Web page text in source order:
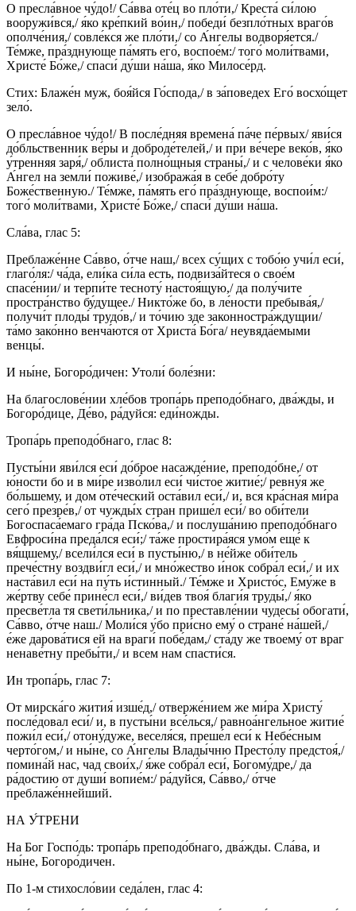
О пресла́вное чу́до!/ Са́вва оте́ц во пло́ти,/ Креста́ си́лою
вооружи́вся,/ я́ко кре́пкий во́ин,/ победи́ безпло́тных враго́в
ополче́ния,/ совле́кся же пло́ти,/ со А́нгелы водворя́ется./
Те́мже, пра́зднующе па́мять его́, воспое́м:/ того́ моли́твами,
Христе́ Бо́же,/ спаси́ ду́ши на́ша, я́ко Милосе́рд.
Стих: Блаже́н муж, боя́йся Го́спода,/ в за́поведех Его́ восхо́щет
зело́.
О пресла́вное чу́до!/ В после́дняя времена́ па́че пе́рвых/ яви́ся
до́бльственник ве́ры и доброде́телей,/ и при ве́чере веко́в, я́ко
у́тренняя заря́,/ облиста́ полно́щныя страны́,/ и с челове́ки я́ко
А́нгел на земли́ поживе́,/ изобража́я в себе́ добро́ту
Боже́ственную./ Те́мже, па́мять его́ пра́зднующе, воспои́м:/
того́ моли́твами, Христе́ Бо́же,/ спаси́ ду́ши на́ша.
Сла́ва, глас 5:
Преблаже́нне Са́вво, о́тче наш,/ всех су́щих с тобо́ю учи́л еси́,
глаго́ля:/ ча́да, ели́ка си́ла есть, подвиза́йтеся о свое́м
спасе́нии/ и терпи́те тесноту́ настоя́щую,/ да полу́чите
простра́нство бу́дущее./ Никто́же бо, в ле́ности пребыва́я,/
получи́т плоды́ трудо́в,/ и то́чию зде законностра́ждущии/
та́мо зако́нно венча́ются от Христа́ Бо́га/ неувяда́емыми
венцы́.
И ны́не, Богоро́дичен: Утоли́ боле́зни:
На благослове́нии хле́бов тропа́рь преподо́бнаго, два́жды, и
Богоро́дице, Де́во, ра́дуйся: еди́ножды.
Тропа́рь преподо́бнаго, глас 8:
Пусты́ни яви́лся еси́ до́брое насажде́ние, преподо́бне,/ от
ю́ности бо и в ми́ре изво́лил еси́ чи́стое житие́;/ ревну́я же
бо́льшему, и дом оте́ческий оста́вил еси́,/ и, вся кра́сная ми́ра
сего́ презре́в,/ от чужды́х стран прише́л еси́/ во оби́тели
Богоспаса́емаго гра́да Пско́ва,/ и послуша́нию преподо́бнаго
Евфроси́на преда́лся еси́;/ та́же простира́яся умо́м еще́ к
вя́щшему,/ всели́лся еси́ в пусты́ню,/ в не́йже оби́тель
прече́стну воздви́гл еси́,/ и мно́жество и́нок собра́л еси́,/ и их
наста́вил еси́ на пу́ть и́стинный./ Те́мже и Христо́с, Ему́же в
же́ртву себе́ прине́сл еси́,/ ви́дев твоя́ благи́я труды́,/ я́ко
пресве́тла тя свети́льника,/ и по преставле́нии чудесы́ обогати́,
Са́вво, о́тче наш./ Моли́ся у́бо при́сно ему́ о стране́ на́шей,/
е́же дарова́тися ей на враги́ побе́дам,/ ста́ду же твоему́ от враг
ненаве́тну пребы́ти,/ и всем нам спасти́ся.
Ин тропа́рь, глас 7:
От мирска́го жития́ изше́д,/ отверже́нием же ми́ра Христу́
после́довал еси́/ и, в пусты́ни все́лься,/ равноа́нгельное житие́
пожи́л еси́,/ отону́дуже, веселя́ся, преше́л еси́ к Небе́сным
черто́гом,/ и ны́не, со А́нгелы Влады́чню Престо́лу предстоя́,/
помина́й нас, чад свои́х,/ я́же собра́л еси́, Богому́дре,/ да
ра́достию от души́ вопие́м:/ ра́дуйся, Са́вво,/ о́тче
преблаже́ннейший.
НА У́ТРЕНИ
На Бог Госпо́дь: тропа́рь преподо́бнаго, два́жды. Сла́ва, и
ны́не, Богоро́дичен.
По 1-м стихосло́вии седа́лен, глас 4: